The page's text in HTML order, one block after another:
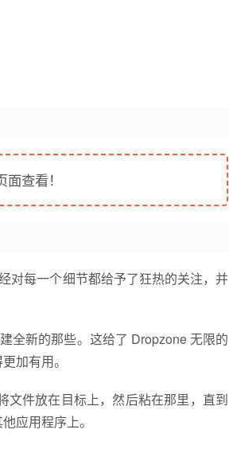
查看！
对每一个细节都给予了狂热的关注，并
全新的那些。这给了 Dropzone 无限的
加有用。
文件放在目标上，然后粘在那里，直到
应用程序上。